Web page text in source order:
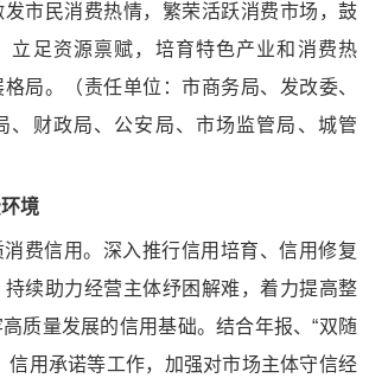
市民消费热情，繁荣活跃消费市场，鼓
立足资源禀赋，培育特色产业和消费热
局。（责任单位：市商务局、发改委、
、财政局、公安局、市场监管局、城管
境
消费信用。深入推行信用培育、信用修复
续助力经营主体纾困解难，着力提高整
质量发展的信用基础。结合年报、“双随
信用承诺等工作，加强对市场主体守信经